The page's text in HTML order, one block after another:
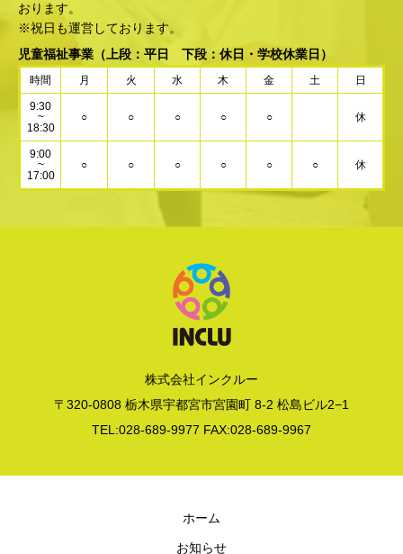
おります。
※祝日も運営しております。
児童福祉事業 （上段：平日 下段：休日・学校休業日）
時間 月 火 水 木 金 土 日
9:30
~
18:30
○ ○ ○ ○ ○ 休
9:00
~
17:00
○ ○ ○ ○ ○ ○ 休
株式会社インクルー
〒320-0808 栃木県宇都宮市宮園町 8-2 松島ビル2−1
TEL:028-689-9977 FAX:028-689-9967
ホーム
お知らせ